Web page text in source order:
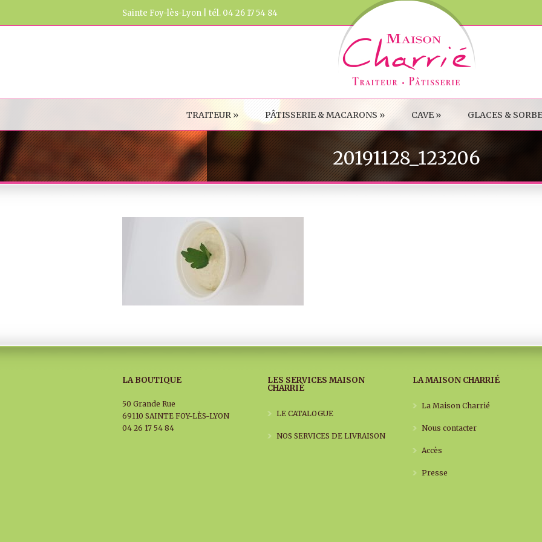
Sainte Foy-lès-Lyon | tél. 04 26 17 54 84
TRAITEUR » PÂTISSERIE & MACARONS » CAVE» GLACES &
20191128_123206
LA BOUTIQUE
50 Grande Rue
69110 SAINTE FOY-LÈS-LYON
04 26 17 54 84
LES SERVICES MAISON
CHARRIÉ
LE CATALOGUE
NOS SERVICES DE LIVRAISON
LA MAISON CHARRIÉ
La Maison Charrié
Nous contacter
Accès
Presse